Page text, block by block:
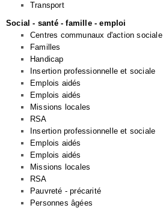
Transport
Social - santé - famille - emploi
Centres communaux d'action sociale
Familles
Handicap
Insertion professionnelle et sociale
Emplois aidés
Emplois aidés
Missions locales
RSA
Insertion professionnelle et sociale
Emplois aidés
Emplois aidés
Missions locales
RSA
Pauvreté - précarité
Personnes âgées